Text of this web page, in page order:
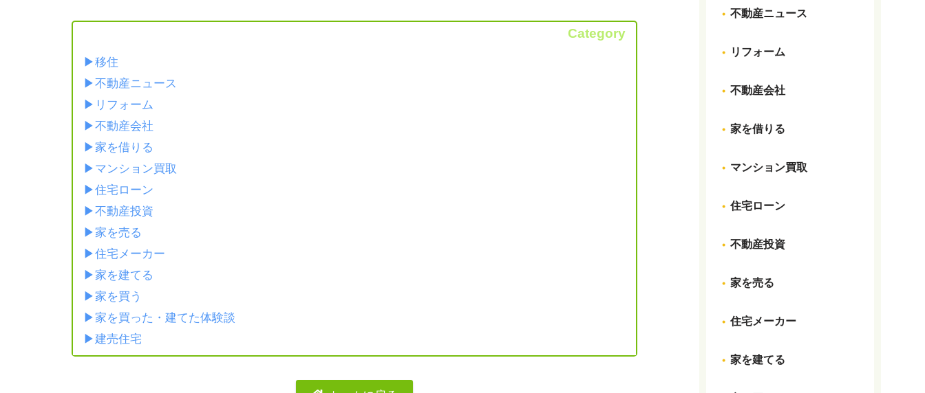
Category
移住
不動産ニュース
リフォーム
不動産会社
家を借りる
マンション買取
住宅ローン
不動産投資
家を売る
住宅メーカー
家を建てる
家を買う
家を買った・建てた体験談
建売住宅
不動産ニュース
リフォーム
不動産会社
家を借りる
マンション買取
住宅ローン
不動産投資
家を売る
住宅メーカー
家を建てる